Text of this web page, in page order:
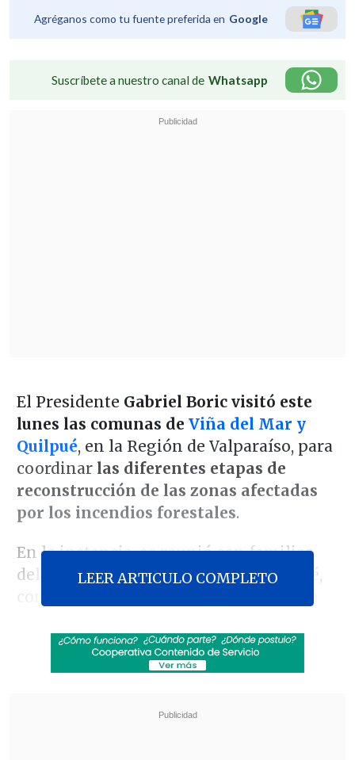
Agréganos como tu fuente preferida en Google
Suscríbete a nuestro canal de Whatsapp
El Presidente Gabriel Boric visitó este
lunes las comunas de Viña del Mar y
Quilpué, en la Región de Valparaíso, para
coordinarlas diferentes etapas de
reconstrucción de las zonas afectadas
por los incendios forestales.
En la instancia, se reunió con familias
del sector de Colinas de Oro en Quilpué,
con quienes le solicitó paciencia "
pasamos de la atención de la
emergencia y las soluciones
LEER ARTICULO COMPLETO